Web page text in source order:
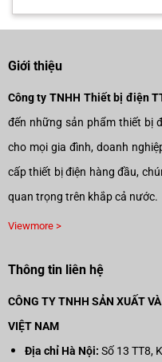
Giới thiệu
Công ty TNHH Thiết bị điện
đến những sản phẩm thiết bị
cho mọi gia đình, doanh
cấp thiết bị điện hàng đầu,
quan trọng trên khắp cả nước.
Viewmore >
Thông tin liên hệ
CÔNG TY TNHH SẢN XUẤT
VIỆT NAM
Địa chỉ Hà Nội: Số 13 TT8,